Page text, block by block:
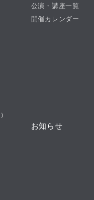
公演・講座一覧
開催カレンダー
お知らせ